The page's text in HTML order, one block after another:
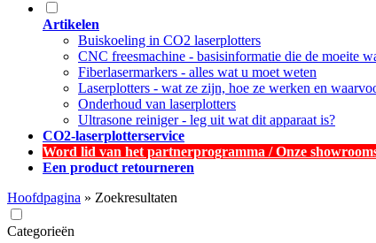
Artikelen
Buiskoeling in CO2 laserplotters
CNC freesmachine - basisinformatie die de moeite
Fiberlasermarkers - alles wat u moet weten
Laserplotters - wat ze zijn, hoe ze werken en
Onderhoud van laserplotters
Ultrasone reiniger - leg uit wat dit apparaat is?
CO2-laserplotterservice
Word lid van het partnerprogramma / Onze
Een product retourneren
Hoofdpagina » Zoekresultaten
Categorieën